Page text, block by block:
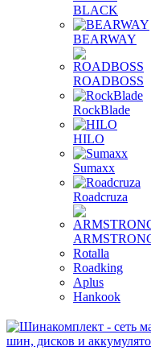
BLACK
BEARWAY
ROADBOSS
RockBlade
HILO
Sumaxx
Roadcruza
Rotalla
Roadking
Aplus
Hankook